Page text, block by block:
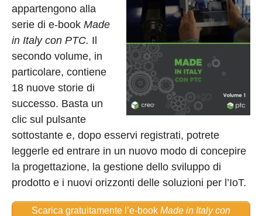
appartengono alla
serie di e-book Made
in Italy con PTC. Il
secondo volume, in
particolare, contiene
18 nuove storie di
successo. Basta un
clic sul pulsante
sottostante e, dopo esservi registrati, potrete
leggerle ed entrare in un nuovo modo di concepire
la progettazione, la gestione dello sviluppo di
prodotto e i nuovi orizzonti delle soluzioni per l’IoT.
Scarica gratuitamente l’e-book Made in Italy con